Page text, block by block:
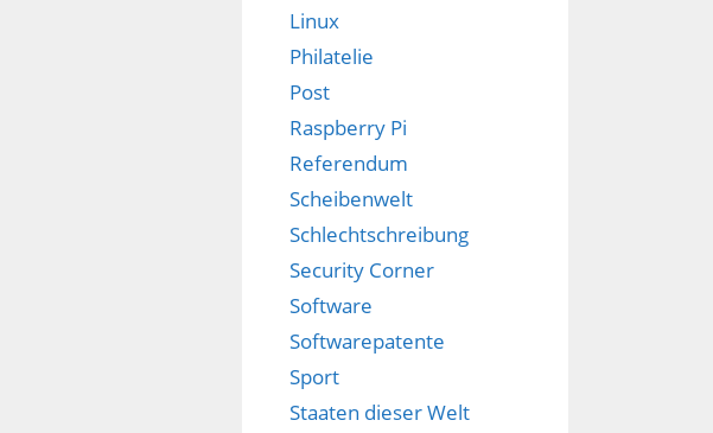
Linux
Philatelie
Post
Raspberry Pi
Referendum
Scheibenwelt
Schlechtschreibung
Security Corner
Software
Softwarepatente
Sport
Staaten dieser Welt